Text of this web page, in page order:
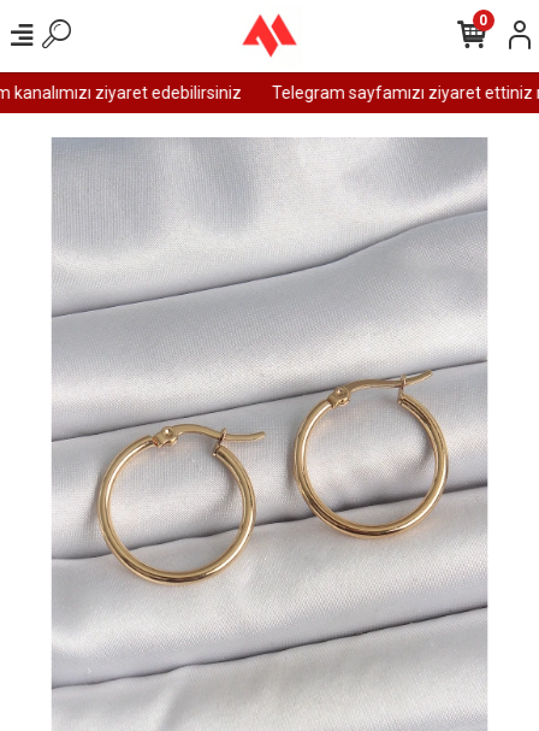
ziyaret edebilirsiniz Telegram sayfamızı ziyaret ettiniz
0